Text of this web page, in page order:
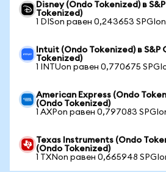
Disney (Ondo Tokenized) в
Tokenized)
1 DISon равен 0,243653 SPGIon
Intuit (Ondo Tokenized) в S&P
Tokenized)
1 INTUon равен 0,770675
American Express (Ondo
(Ondo Tokenized)
1 AXPon равен 0,797083
Texas Instruments (Ondo
(Ondo Tokenized)
1 TXNon равен 0,665948